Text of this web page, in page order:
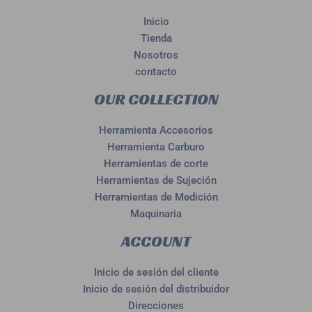
Inicio
Tienda
Nosotros
contacto
OUR COLLECTION
Herramienta Accesorios
Herramienta Carburo
Herramientas de corte
Herramientas de Sujeción
Herramientas de Medición
Maquinaria
ACCOUNT
Inicio de sesión del cliente
Inicio de sesión del distribuidor
Direcciones